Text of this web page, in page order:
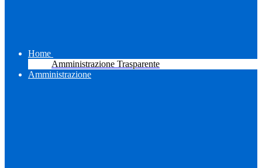
Home
Amministrazione Trasparente
Amministrazione